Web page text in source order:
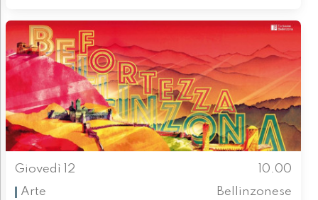
Giovedì 12
10.00
Arte
Bellinzonese